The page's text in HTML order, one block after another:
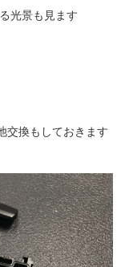
光景も見ます
交換もしておきます